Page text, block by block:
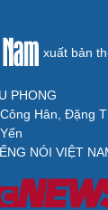
xuất bản
PHONG
Hân, Đặng
NÓI VIỆT